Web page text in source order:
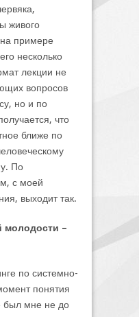
живого
примере
несколько
лекции не
вопросов
но и по
что
ближе по
По
с моей
выходит так.
молодости –
по системно-
понятия
был мне не до